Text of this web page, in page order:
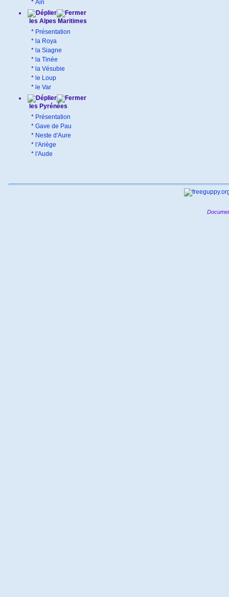
* Ain
les Alpes Maritimes
* Présentation
* la Roya
* la Siagne
* la Tinée
* la Vésubie
* le Loup
* le Var
les Pyrénées
* Présentation
* Gave de Pau
* Neste d'Aure
* l'Ariège
* l'Aude